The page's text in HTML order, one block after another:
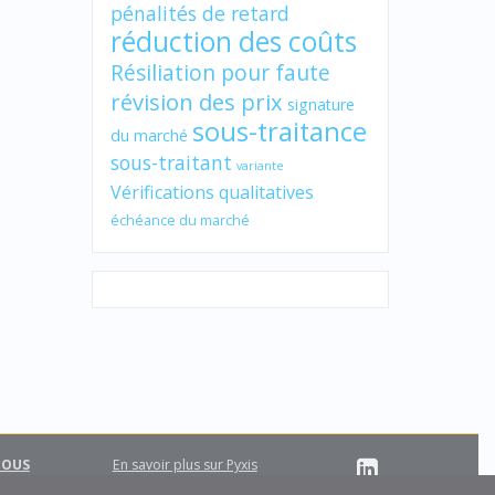
pénalités de retard
réduction des coûts
Résiliation pour faute
révision des prix signature
du marché sous-traitance
sous-traitant variante
Vérifications qualitatives
échéance du marché
En savoir plus sur Pyxis